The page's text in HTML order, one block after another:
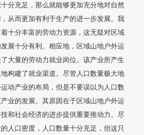
分充足，那么就能够更加充分地对自然
从而更加有利于生产的进一步发展。我
十分丰富的劳动力资源，这无疑对区域
展十分有利。相应地，区域山地户外运
大量的劳动力就业岗位。该产业所产生
构建了就业渠道。尽管人口数量极大地
动产业的布局，但是不要误以为人口数
业的发展。其原因在于区域山地户外运
和社会经济的进步提供重要推动力。尽
人口密度，人口数量十分充足，但这只